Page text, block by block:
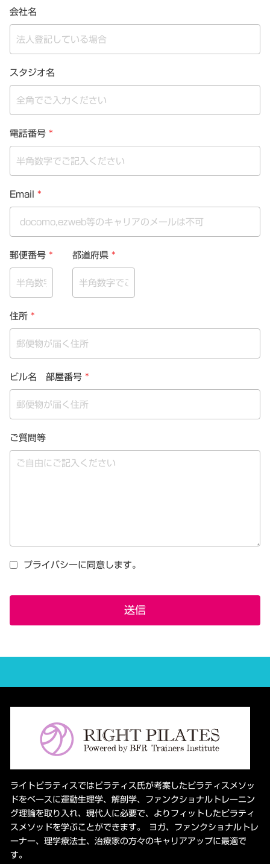
会社名
スタジオ名
電話番号*
Email *
郵便番号* 都道府県*
住所*
ビル名 部屋番号*
ご質問等
プライバシーに同意します。
送信
ライトピラティスではピラティス氏が考案したピラティスメソッ
ドをベースに運動生理学、解剖学、ファンクショナルトレーニン
グ理論を取り入れ、現代人に必要で、よりフィットしたピラティ
スメソッドを学ぶことができます。 ヨガ、ファンクショナルトレ
ーナー、理学療法士、治療家の方々のキャリアアップに最適で
す。